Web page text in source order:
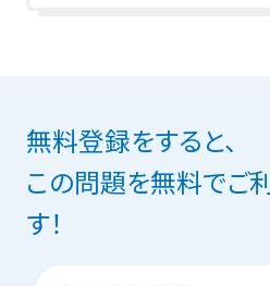
無料登録をすると、
この問題を無料でご
す！